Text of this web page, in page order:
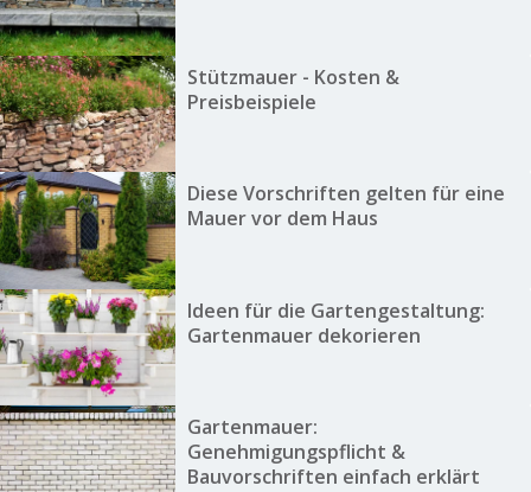
Stützmauer - Kosten &
Preisbeispiele
Diese Vorschriften gelten für eine
Mauer vor dem Haus
Ideen für die Gartengestaltung:
Gartenmauer dekorieren
Gartenmauer:
Genehmigungspflicht &
Bauvorschriften einfach erklärt